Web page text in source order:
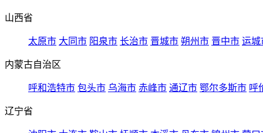
山西省
太原市 大同市 阳泉市 长治市 晋城市 朔州市 晋中市 运城
内蒙古自治区
呼和浩特市 包头市 乌海市 赤峰市 通辽市 鄂尔多斯市 呼
辽宁省